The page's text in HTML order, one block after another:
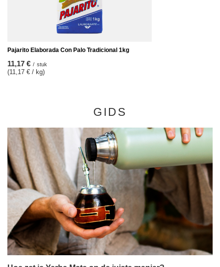
Pajarito Elaborada Con Palo Tradicional 1kg
11,17 € / stuk
(11,17 € / kg)
GIDS